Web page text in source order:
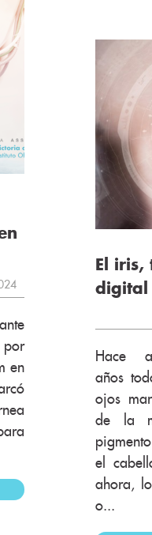
por
en
El
digital
Hace
años
ojos
de la
el
ahora,
o...